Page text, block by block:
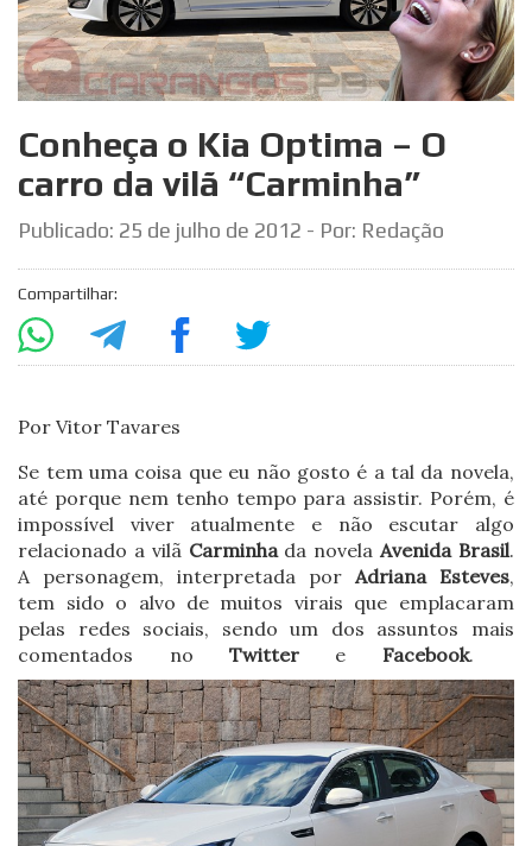
Conheça o Kia Optima – O
carro da vilã “Carminha”
Publicado: 25 de julho de 2012 - Por: Redação
Compartilhar:
Por Vitor Tavares
Se tem uma coisa que eu não gosto é a tal da novela,
até porque nem tenho tempo para assistir. Porém, é
impossível viver atualmente e não escutar algo
relacionado a vilã Carminhada novelaAvenida Brasil.
A personagem, interpretada por Adriana Esteves,
tem sido o alvo de muitos virais que emplacaram
pelas redes sociais, sendo um dos assuntos mais
comentados no Twittere Facebook.